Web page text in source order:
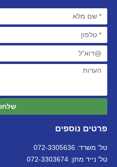
פרטים נוספים
טל' משרד: 072-3305636
טל' נייד מתן: 072-3303674
שלחו